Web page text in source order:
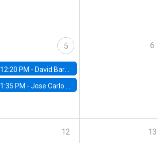
5
12:20 PM - David Bardey, Universidad de los Andes - CEDE
1:35 PM -Jose Carlo Bermudez, UC (ME) & World Bank
6
12 13